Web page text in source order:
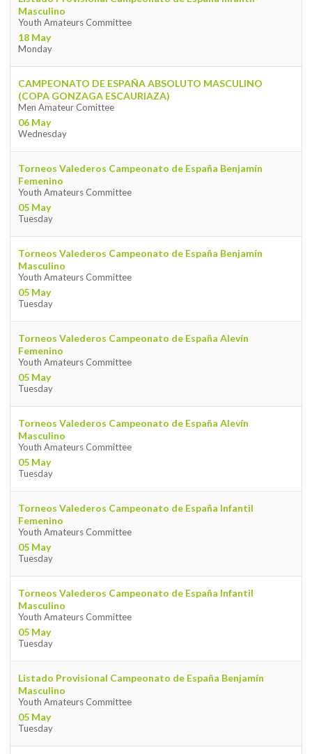
Masculino
Youth Amateurs Committee
18 May
Monday
CAMPEONATO DE ESPAÑA ABSOLUTO MASCULINO
(COPA GONZAGA ESCAURIAZA)
Men Amateur Comittee
06 May
Wednesday
Torneos Valederos Campeonato de España Benjamín
Femenino
Youth Amateurs Committee
05 May
Tuesday
Torneos Valederos Campeonato de España Benjamín
Masculino
Youth Amateurs Committee
05 May
Tuesday
Torneos Valederos Campeonato de España Alevín
Femenino
Youth Amateurs Committee
05 May
Tuesday
Torneos Valederos Campeonato de España Alevín
Masculino
Youth Amateurs Committee
05 May
Tuesday
Torneos Valederos Campeonato de España Infantil
Femenino
Youth Amateurs Committee
05 May
Tuesday
Torneos Valederos Campeonato de España Infantil
Masculino
Youth Amateurs Committee
05 May
Tuesday
Listado Provisional Campeonato de España Benjamín
Masculino
Youth Amateurs Committee
05 May
Tuesday